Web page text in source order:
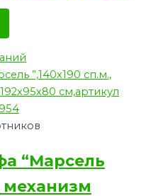
“Марсель
механизм